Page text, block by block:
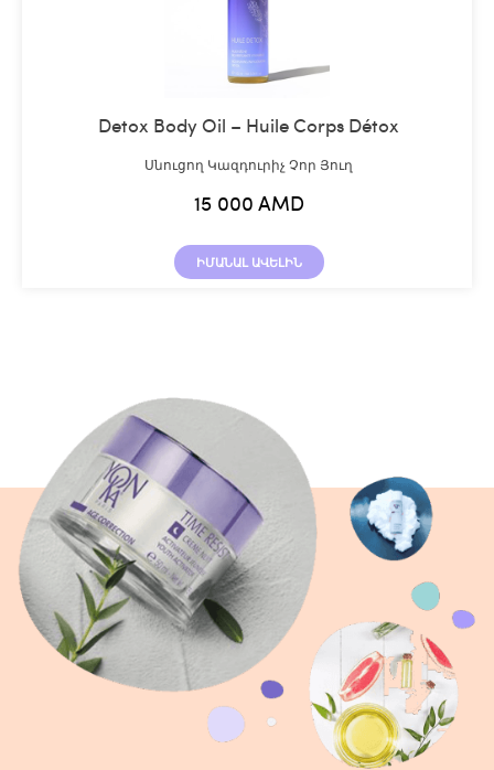
Detox Body Oil – Huile Corps Détox
Սնուցող Կազդուրիչ Չոր Յուղ
15 000 AMD
ԻՄԱՆԱԼ ԱՎԵԼԻՆ